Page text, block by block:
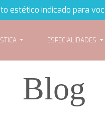
estético indicado para
ESPECIALIDADES
Blog